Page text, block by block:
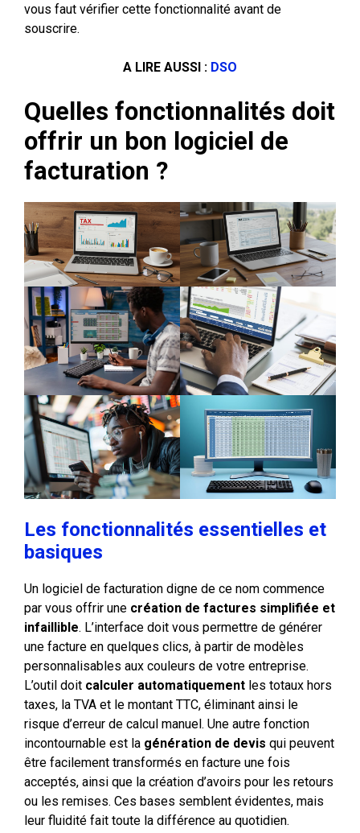
vous faut vérifier cette fonctionnalité avant de
souscrire.
A LIRE AUSSI : DSO
Quelles fonctionnalités doit
offrir un bon logiciel de
facturation ?
Les fonctionnalités essentielles et
basiques
Un logiciel de facturation digne de ce nom commence
par vous offrir une création de factures simplifiée et
infaillible. L’interface doit vous permettre de générer
une facture en quelques clics, à partir de modèles
personnalisables aux couleurs de votre entreprise.
L’outil doit calculer automatiquement les totaux hors
taxes, la TVA et le montant TTC, éliminant ainsi le
risque d’erreur de calcul manuel. Une autre fonction
incontournable est la génération de devis qui peuvent
être facilement transformés en facture une fois
acceptés, ainsi que la création d’avoirs pour les retours
ou les remises. Ces bases semblent évidentes, mais
leur fluidité fait toute la différence au quotidien.